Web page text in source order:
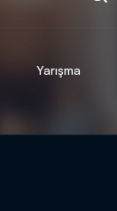
Yarışma